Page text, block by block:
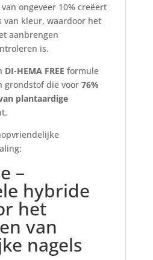
ongeveer 10% creëert
van kleur, waardoor het
aanbrengen
is.
DI-HEMA FREE formule
grondstof die voor 76%
plantaardige
–
hybride
het
van
nagels